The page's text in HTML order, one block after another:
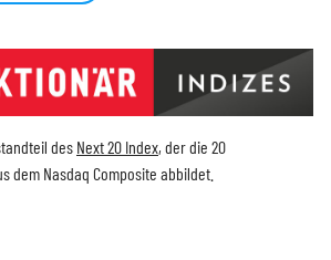
des Next 20 Index, der die 20
dem Nasdaq Composite abbildet.